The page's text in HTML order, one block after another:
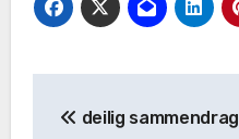
deilig sammendrag